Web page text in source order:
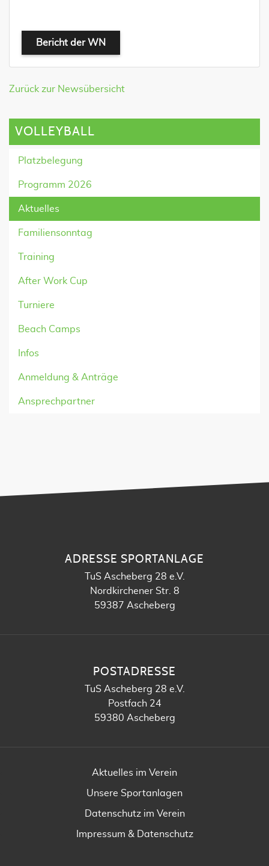
Bericht der WN
Zurück zur Newsübersicht
VOLLEYBALL
Platzbelegung
Programm 2026
Aktuelles
Familiensonntag
Training
After Work Cup
Turniere
Beach Camps
Infos
Anmeldung & Anträge
Ansprechpartner
ADRESSE SPORTANLAGE
TuS Ascheberg 28 e.V.
Nordkirchener Str. 8
59387 Ascheberg
POSTADRESSE
TuS Ascheberg 28 e.V.
Postfach 24
59380 Ascheberg
Aktuelles im Verein
Unsere Sportanlagen
Datenschutz im Verein
Impressum & Datenschutz